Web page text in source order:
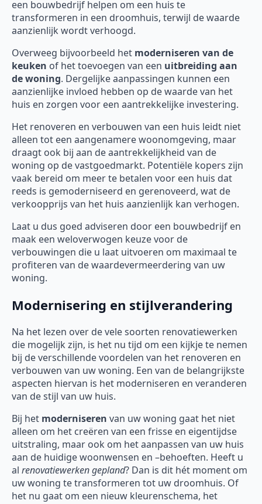
een bouwbedrijf helpen om een huis te
transformeren in een droomhuis, terwijl de waarde
aanzienlijk wordt verhoogd.
Overweeg bijvoorbeeld het moderniseren van de
keuken of het toevoegen van een uitbreiding aan
de woning. Dergelijke aanpassingen kunnen een
aanzienlijke invloed hebben op de waarde van het
huis en zorgen voor een aantrekkelijke investering.
Het renoveren en verbouwen van een huis leidt niet
alleen tot een aangenamere woonomgeving, maar
draagt ook bij aan de aantrekkelijkheid van de
woning op de vastgoedmarkt. Potentiële kopers zijn
vaak bereid om meer te betalen voor een huis dat
reeds is gemoderniseerd en gerenoveerd, wat de
verkoopprijs van het huis aanzienlijk kan verhogen.
Laat u dus goed adviseren door een bouwbedrijf en
maak een weloverwogen keuze voor de
verbouwingen die u laat uitvoeren om maximaal te
profiteren van de waardevermeerdering van uw
woning.
Modernisering en stijlverandering
Na het lezen over de vele soorten renovatiewerken
die mogelijk zijn, is het nu tijd om een kijkje te nemen
bij de verschillende voordelen van het renoveren en
verbouwen van uw woning. Een van de belangrijkste
aspecten hiervan is het moderniseren en veranderen
van de stijl van uw huis.
Bij het moderniseren van uw woning gaat het niet
alleen om het creëren van een frisse en eigentijdse
uitstraling, maar ook om het aanpassen van uw huis
aan de huidige woonwensen en –behoeften. Heeft u
al renovatiewerken gepland? Dan is dit hét moment om
uw woning te transformeren tot uw droomhuis. Of
het nu gaat om een nieuw kleurenschema, het